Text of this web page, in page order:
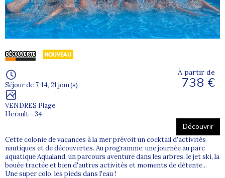
Séjour de 7, 14, 21 jour(s)
VENDRES Plage
Herault - 34
À partir de
738 €
Découvrir
Cette colonie de vacances à la mer prévoit un cocktail d'activités
nautiques et de découvertes. Au programme: une journée au parc
aquatique Aqualand, un parcours aventure dans les arbres, le jet ski, la
bouée tractée et bien d'autres activités et moments de détente...
Une super colo, les pieds dans l'eau !